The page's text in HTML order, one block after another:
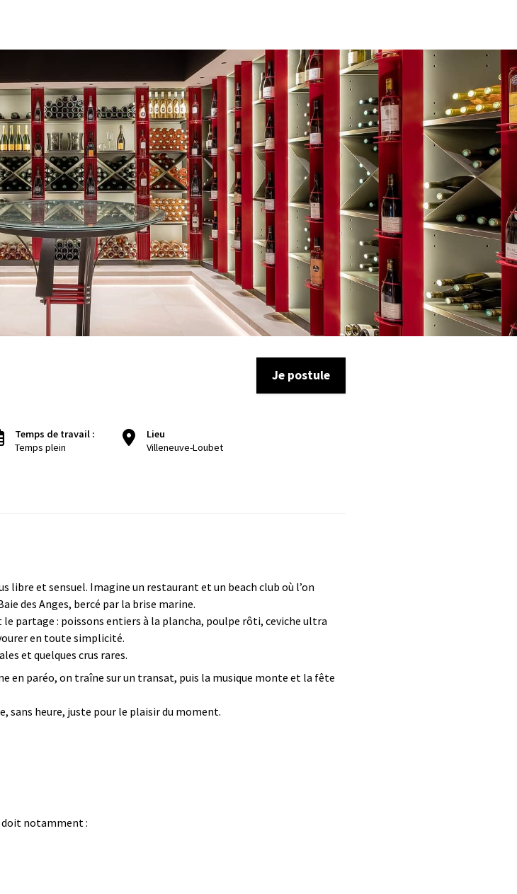
Je postule
Temps de travail :
Temps plein
Lieu
Villeneuve-Loubet
libre et sensuel. Imagine un restaurant et un beach club où l’on
des Anges, bercé par la brise marine.
partage : poissons entiers à la plancha, poulpe rôti, ceviche ultra
en toute simplicité.
et quelques crus rares.
en paréo, on traîne sur un transat, puis la musique monte et la fête
sans heure, juste pour le plaisir du moment.
doit notamment :